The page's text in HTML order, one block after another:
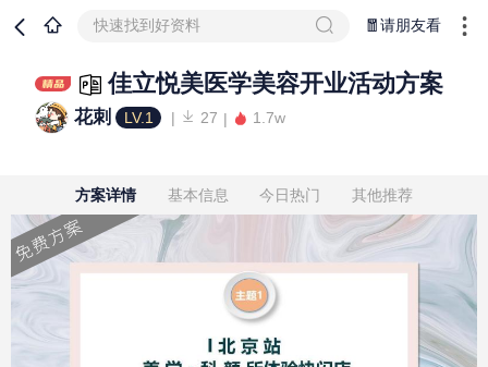
快速找到好资料 🧧请朋友看
佳立悦美医学美容开业活动方案
花刺 LV.1 27 1.7w
方案详情 基本信息 今日热门 其他推荐